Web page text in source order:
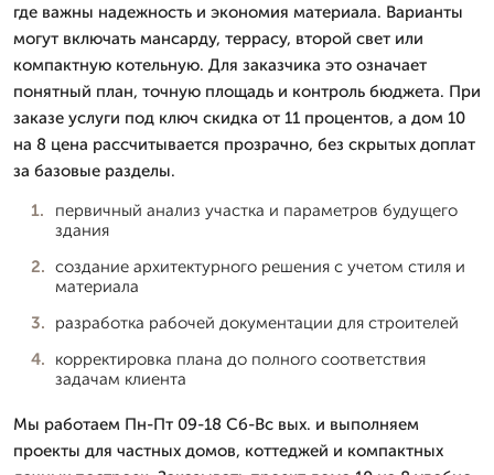
где важны надежность и экономия материала. Варианты
могут включать мансарду, террасу, второй свет или
компактную котельную. Для заказчика это означает
понятный план, точную площадь и контроль бюджета. При
заказе услуги под ключ скидка от 11 процентов, а дом 10
на 8 цена рассчитывается прозрачно, без скрытых доплат
за базовые разделы.
первичный анализ участка и параметров будущего
здания
создание архитектурного решения с учетом стиля и
материала
разработка рабочей документации для строителей
корректировка плана до полного соответствия
задачам клиента
Мы работаем Пн-Пт 09-18 Сб-Вс вых. и выполняем
проекты для частных домов, коттеджей и компактных